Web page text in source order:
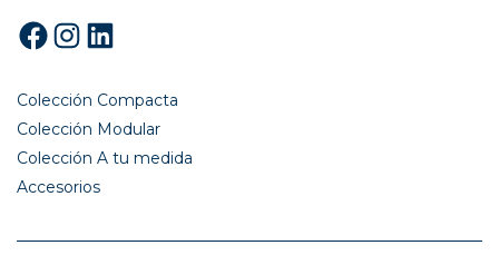
Facebook
Instagram
LinkedIn
Colección Compacta
Colección Modular
Colección A tu medida
Accesorios